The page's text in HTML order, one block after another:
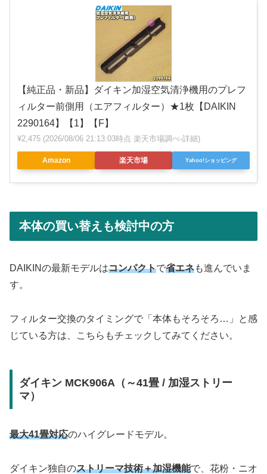
【純正品・新品】ダイキン加湿空気清浄機用のプレフ
ィルター前側用（エアフィルター）★1枚【DAIKIN
2290164】【1】【F】
¥2,475 (2026/08/06 21:13:03時点 楽天市場調べ-詳細)
Amazon 楽天市場 Yahoo!ショッピング
本体の買い替えも検討中の方
DAIKINの最新モデルはコンパクトで省エネも進んでいま
す。
フィルター交換のタイミングで「本体もそろそろ…」と感
じている方は、こちらもチェックしてみてください。
ダイキン MCK906A（～41畳 / 加湿ストリー
マ）
最大41畳対応のハイグレードモデル。
ダイキン独自のストリーマ技術＋加湿機能で、花粉・ニオ